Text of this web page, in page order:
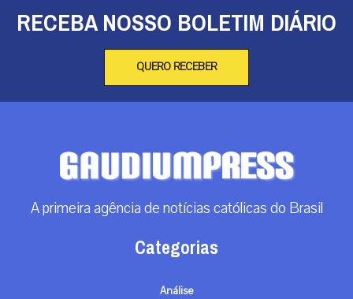
RECEBA NOSSO BOLETIM DIÁRIO
QUERO RECEBER
A primeira agência de notícias católicas do Brasil
Categorias
Análise